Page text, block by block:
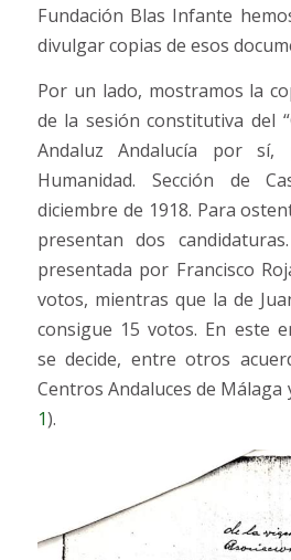
Fundación Blas Infante
divulgar copias de esos
Por un lado, mostramos la
de la sesión constitutiva del
Andaluz Andalucía por
Humanidad. Sección de
diciembre de 1918. Para
presentan dos
presentada por Francisco
votos, mientras que la de
consigue 15 votos. En este
se decide, entre otros
Centros Andaluces de Málaga
1).